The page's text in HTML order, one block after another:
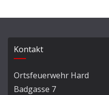
Kontakt
Ortsfeuerwehr Hard
Badgasse 7